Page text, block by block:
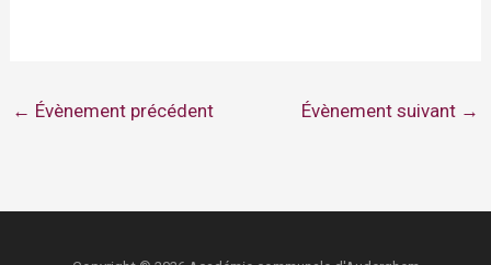
← Évènement précédent Évènement suivant →